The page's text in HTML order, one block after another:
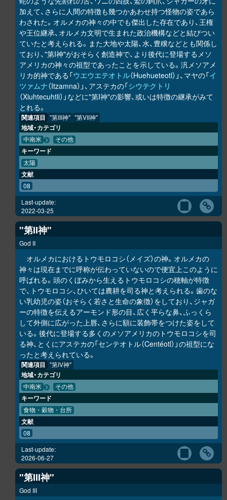
加えて、さらに人間の特徴も幾つかあわせ持つ怪物の姿であら
わされた。オルメカの神々の中でも傑出した存在であり、王権
や王位継承、オルメカ文明で生まれた政治機構などと結びつい
ていたと考えられる。また大地や太陽、水、豊穣などとも関係し
ており、"第I神"がおそらく創造神で、より後代に登場するメソ
アメリカの神々の祖型であったことを示している。汎メソアメ
リカ的神である「ウエウエテオトル（Huehueteotl）」、マヤの「イ
ツァムナ（Itzamna）」、アステカの「シウテクトリ
（Xiuhtecuhtli）」などに"第I神"の影響、或いは特徴の継承がみて
とれる。
関連項目 "第III神" "第VII神"
地域・カテゴリ
中南米 その他
キーワード
太陽
文献
08
Last-update:
2022-03-25
"第II神"
God II
オルメカにおけるトウモロコシ（メイズ）の神。オルメカの
神々は現在までに呼称が伝わっていないので便宜上このように
呼ばれる。頭のくぼみから生えるトウモロコシの穂軸が特徴
で、トウモロコシ、ひいては農耕を司る神と考えられる。歯のな
い乳幼児の姿（おそらく若さと生命の象徴）をしており、ジャガ
ーの特徴を伝えるアーモンド形の目、広く平らな鼻、ふっくら
して外側に広がった上唇、さらに額に装飾帯をつけた姿をして
いる。後代に登場する多くのメソアメリカのトウモロコシを司
る神、とくにアステカの「センテオトル（Centéotl）」の祖型にな
ったと考えられている。
関連項目 "第IV神"
地域・カテゴリ
中南米 その他
キーワード
食物・穀物・台所
文献
08
Last-update:
2026-06-27
"第III神"
God III